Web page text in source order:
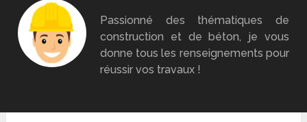
Passionné des thématiques de
construction et de béton, je vous
donne tous les renseignements pour
réussir vos travaux !